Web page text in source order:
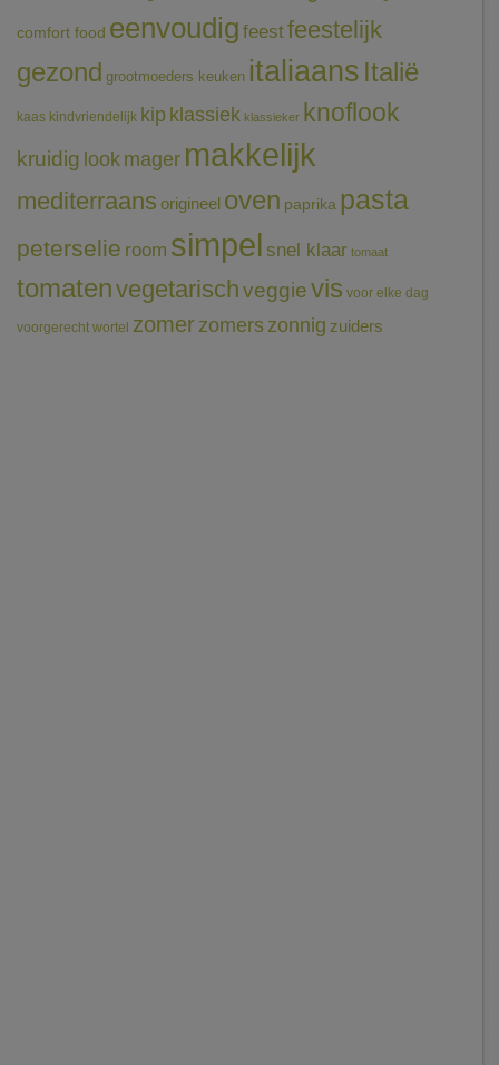
comfort food eenvoudig feestfeestelijk
gezond grootmoeders keuken italiaans Italië
kaas kindvriendelijk kip klassiek klassieker knoflook
kruidig look mager makkelijk
mediterraans origineel oven paprika pasta
peterselie room simpel snel klaar tomaat
tomatenvegetarischveggievis voor elke dag
voorgerecht wortel zomerzomerszonnig zuiders